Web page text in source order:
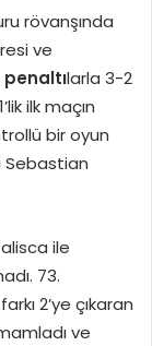
rövanşında
ve
penaltılarla 3-2
ilk maçın
bir oyun
Sebastian
ile
73.
2’ye çıkaran
ve